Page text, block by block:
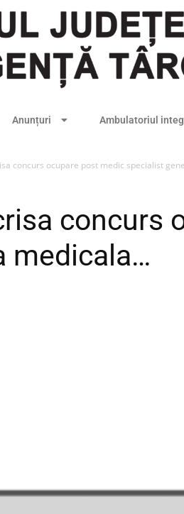
Anunțuri Ambulatoriul
concurs ocupare post medic specialist
concurs
medicala…